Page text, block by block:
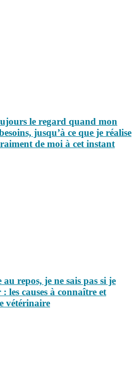
le regard quand mon
jusqu’à ce que je réalise
de moi à cet instant
repos, je ne sais pas si je
les causes à connaître et
vétérinaire